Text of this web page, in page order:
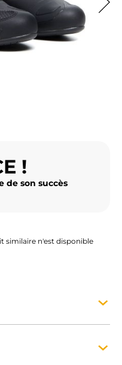
!
de son succès
similaire n'est disponible